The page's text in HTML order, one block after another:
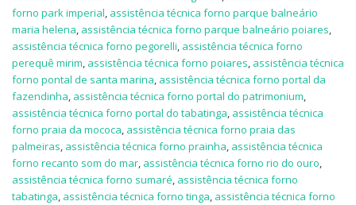
forno park imperial, assistência técnica forno parque balneário
maria helena, assistência técnica forno parque balneário poiares,
assistência técnica forno pegorelli, assistência técnica forno
perequê mirim, assistência técnica forno poiares, assistência técnica
forno pontal de santa marina, assistência técnica forno portal da
fazendinha, assistência técnica forno portal do patrimonium,
assistência técnica forno portal do tabatinga, assistência técnica
forno praia da mococa, assistência técnica forno praia das
palmeiras, assistência técnica forno prainha, assistência técnica
forno recanto som do mar, assistência técnica forno rio do ouro,
assistência técnica forno sumaré, assistência técnica forno
tabatinga, assistência técnica forno tinga, assistência técnica forno